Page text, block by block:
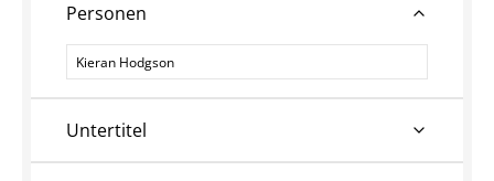
Personen
Personen
Untertitel